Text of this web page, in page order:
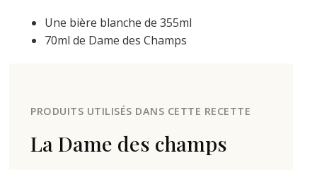
Une bière blanche de 355ml
70ml de Dame des Champs
PRODUITS UTILISÉS DANS CETTE RECETTE
La Dame des champs